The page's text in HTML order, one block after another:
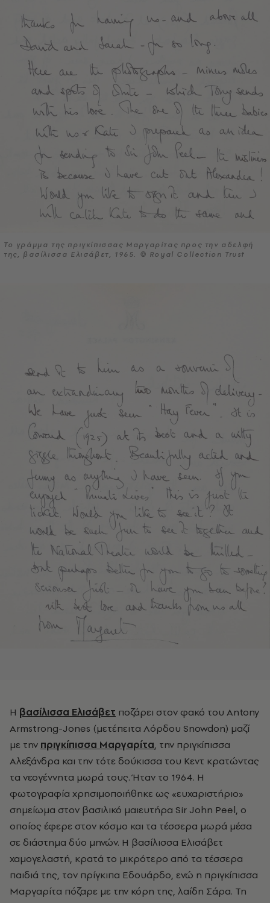
Το γράμμα της πριγκίπισσας Μαργαρίτας προς την αδελφή
της, βασίλισσα Ελισάβετ, 1965. © Royal Collection Trust
βασίλισσα Ελισάβετ ποζάρει στον φακό του Antony
Armstrong-Jones (μετέπειτα Λόρδου Snowdon) μαζί
με την πριγκίπισσα Μαργαρίτα, την πριγκίπισσα
Αλεξάνδρα και την τότε δούκισσα του Κεντ κρατώντας
τα νεογέννητα μωρά τους. Ήταν το 1964. Η
φωτογραφία χρησιμοποιήθηκε ως «ευχαριστήριο»
σημείωμα στον βασιλικό μαιευτήρα Sir John Peel, ο
οποίος έφερε στον κόσμο και τα τέσσερα μωρά μέσα
σε διάστημα δύο μηνών. Η βασίλισσα Ελισάβετ
χαμογελαστή, κρατά το μικρότερο από τα τέσσερα
παιδιά της, τον πρίγκιπα Εδουάρδο, ενώ η πριγκίπισσα
Μαργαρίτα πόζαρε με την κόρη της, λαίδη Σάρα. Τη